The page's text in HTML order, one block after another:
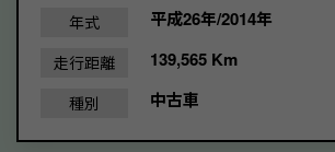
年式 平成26年/2014年
走行距離 139,565 Km
種別 中古車